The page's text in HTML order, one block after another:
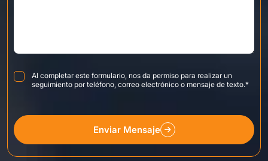
Consent*
Al completar este formulario, nos da permiso para realizar un
seguimiento por teléfono, correo electrónico o mensaje de texto.*
Enviar Mensaje